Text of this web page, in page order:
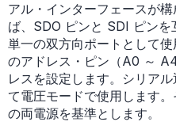
アル・インターフェースが
ば、SDO ピンと SDI ピンを
単一の双方向ポートとして
のアドレス・ピン（A0 ～
レスを設定します。シリア
て電圧モードで使用します
の両電源を基準とします。